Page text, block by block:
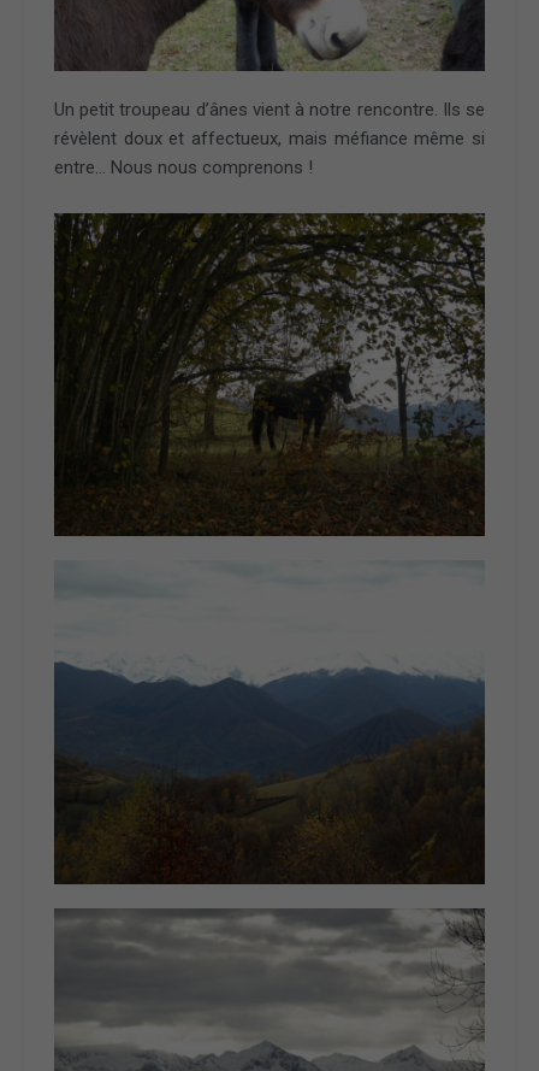
Un petit troupeau d’ânes vient à notre rencontre. Ils se
révèlent doux et affectueux, mais méfiance même si
entre… Nous nous comprenons !